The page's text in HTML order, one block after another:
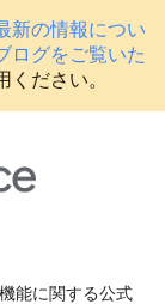
新の情報につい
ログをご覧いた
ださい。
能に関する公式